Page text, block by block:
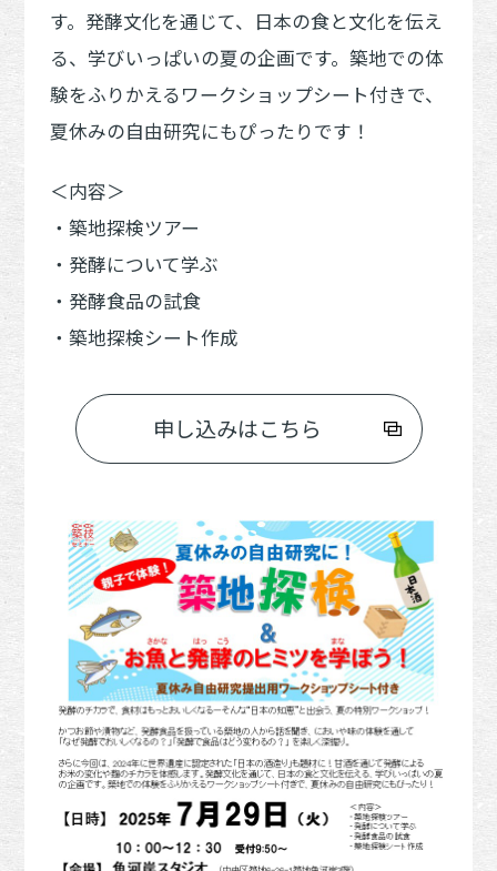
す。発酵文化を通じて、日本の食と文化を伝え
る、学びいっぱいの夏の企画です。築地での体
験をふりかえるワークショップシート付きで、
夏休みの自由研究にもぴったりです！
＜内容＞
・築地探検ツアー
・発酵について学ぶ
・発酵食品の試食
・築地探検シート作成
申し込みはこちら